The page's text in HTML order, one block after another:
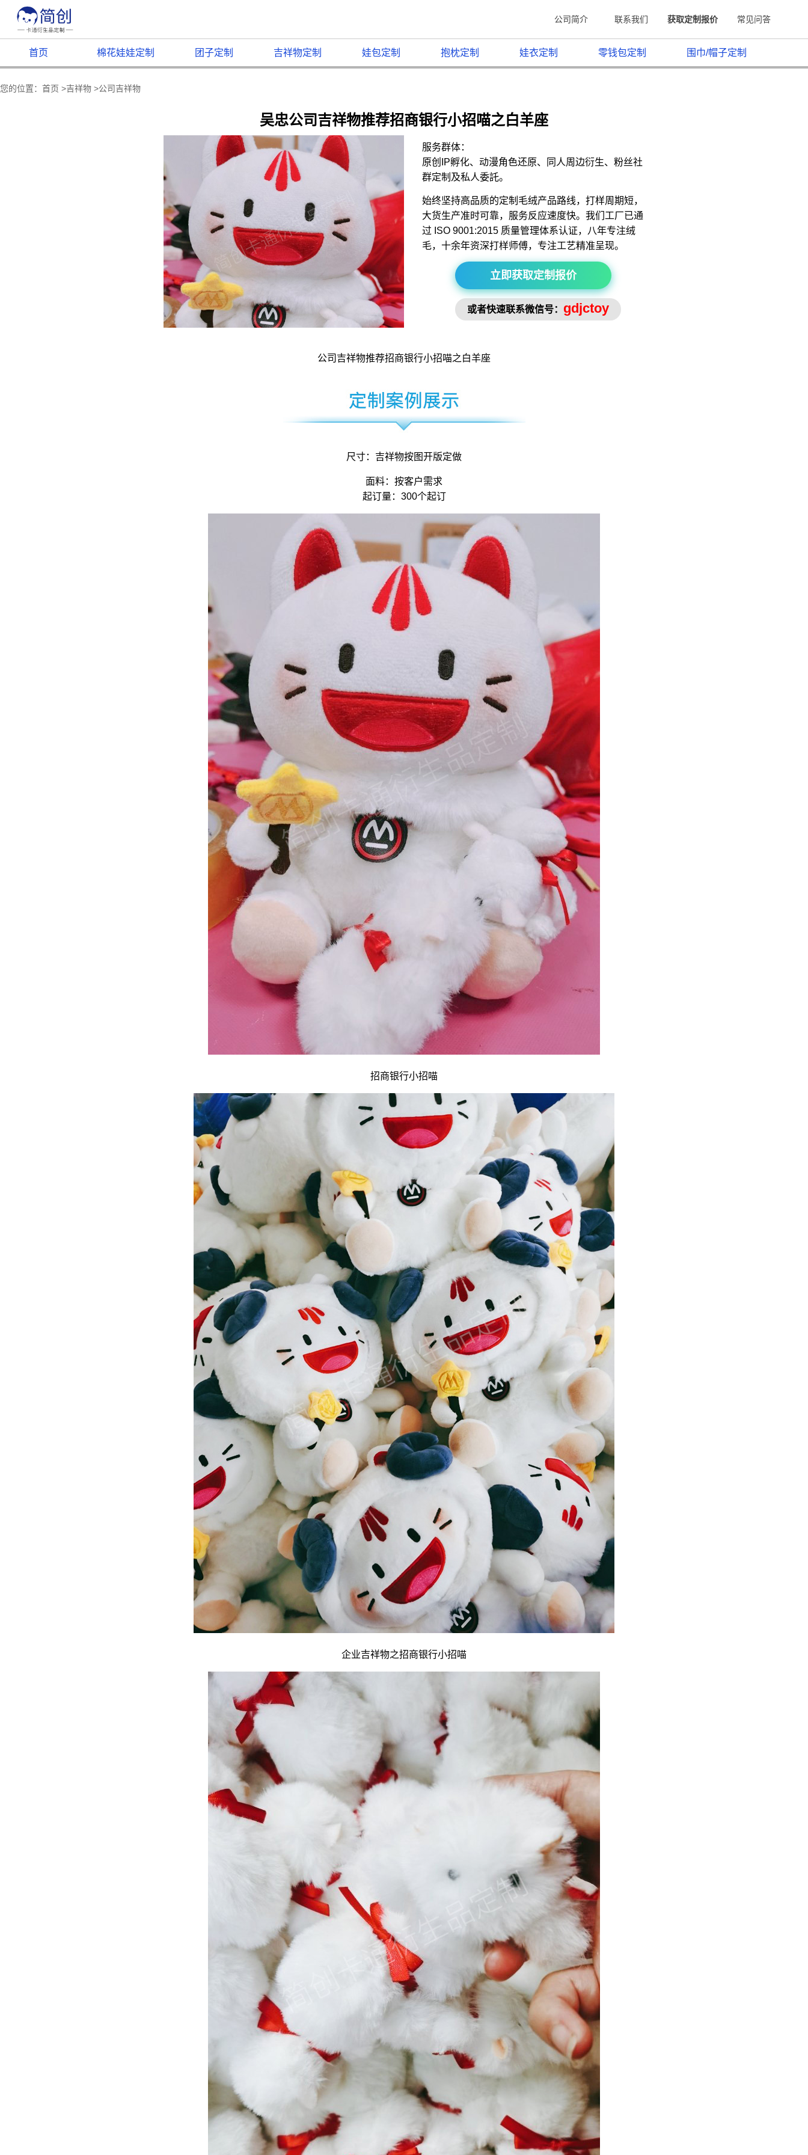
公司简介 联系我们 获取定制报价 常见问答
首页 棉花娃娃定制 团子定制 吉祥物定制 娃包定制 抱枕定制 娃衣定制 零钱包定制 围巾/帽子定制
您的位置： 首页 >吉祥物 >公司吉祥物
吴忠公司吉祥物推荐招商银行小招喵之白羊座
服务群体：
原创IP孵化、动漫角色还原、同人周边衍生、粉丝社
群定制及私人委託。
始终坚持高品质的定制毛绒产品路线，打样周期短，
大货生产准时可靠，服务反应速度快。我们工厂已通
过 ISO 9001:2015 质量管理体系认证，八年专注绒
毛，十余年资深打样师傅，专注工艺精准呈现。
立即获取定制报价
或者快速联系微信号： gdjctoy
公司吉祥物推荐招商银行小招喵之白羊座
尺寸： 吉祥物按图开版定做
面料：按客户需求
起订量：300个起订
招商银行小招喵
企业吉祥物之招商银行小招喵